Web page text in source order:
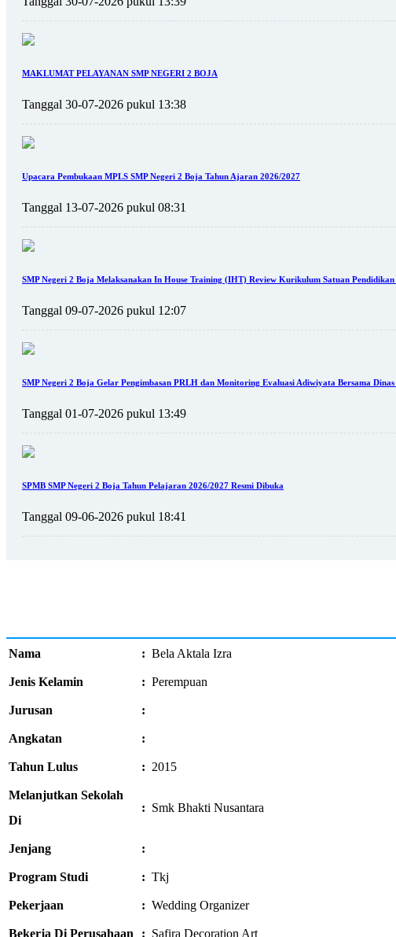
MAKLUMAT PELAYANAN SMP NEGERI 2 BOJA
Tanggal 30-07-2026 pukul 13:38
Upacara Pembukaan MPLS SMP Negeri 2 Boja Tahun Ajaran 2026/2027
Tanggal 13-07-2026 pukul 08:31
SMP Negeri 2 Boja Melaksanakan In House Training (IHT) Review Kurikulum Satuan
Tanggal 09-07-2026 pukul 12:07
SMP Negeri 2 Boja Gelar Pengimbasan PRLH dan Monitoring Evaluasi Adiwiyata Bersama
Tanggal 01-07-2026 pukul 13:49
SPMB SMP Negeri 2 Boja Tahun Pelajaran 2026/2027 Resmi Dibuka
Tanggal 09-06-2026 pukul 18:41
Nama : Bela Aktala Izra
Jenis Kelamin : Perempuan
Jurusan :
Angkatan :
Tahun Lulus : 2015
Melanjutkan Sekolah
Di
: Smk Bhakti Nusantara
Jenjang :
Program Studi : Tkj
Pekerjaan : Wedding Organizer
Bekerja Di Perusahaan : Safira Decoration Art